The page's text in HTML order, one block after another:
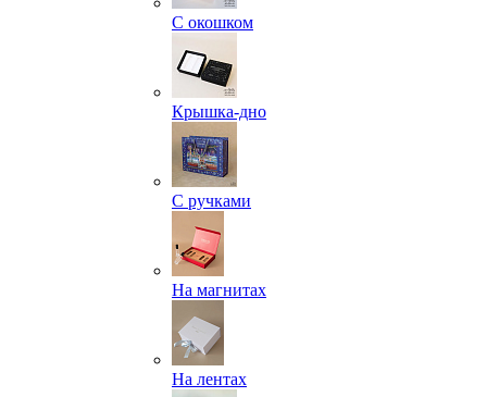
С окошком
Крышка-дно
С ручками
На магнитах
На лентах